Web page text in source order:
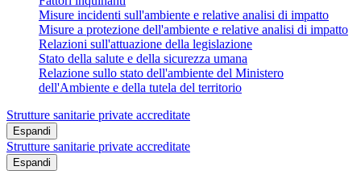
Misure incidenti sull'ambiente e relative analisi di impatto
Misure a protezione dell'ambiente e relative analisi di impatto
Relazioni sull'attuazione della legislazione
Stato della salute e della sicurezza umana
Relazione sullo stato dell'ambiente del Ministero
dell'Ambiente e della tutela del territorio
Strutture sanitarie private accreditate
Espandi
Strutture sanitarie private accreditate
Espandi